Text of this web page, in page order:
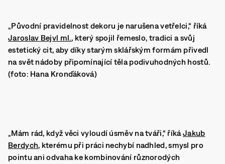
„Původní pravidelnost dekoru je narušena vetřelci,“ říká
Jaroslav Bejvl ml., který spojil řemeslo, tradici a svůj
estetický cit, aby díky starým sklářským formám přivedl
na svět nádoby připomínající těla podivuhodných hostů.
(foto: Hana Kronďáková)
„Mám rád, když věci vyloudí úsměv na tváři,“ říká Jakub
Berdych, kterému při práci nechybí nadhled, smysl pro
pointu ani odvaha ke kombinování různorodých